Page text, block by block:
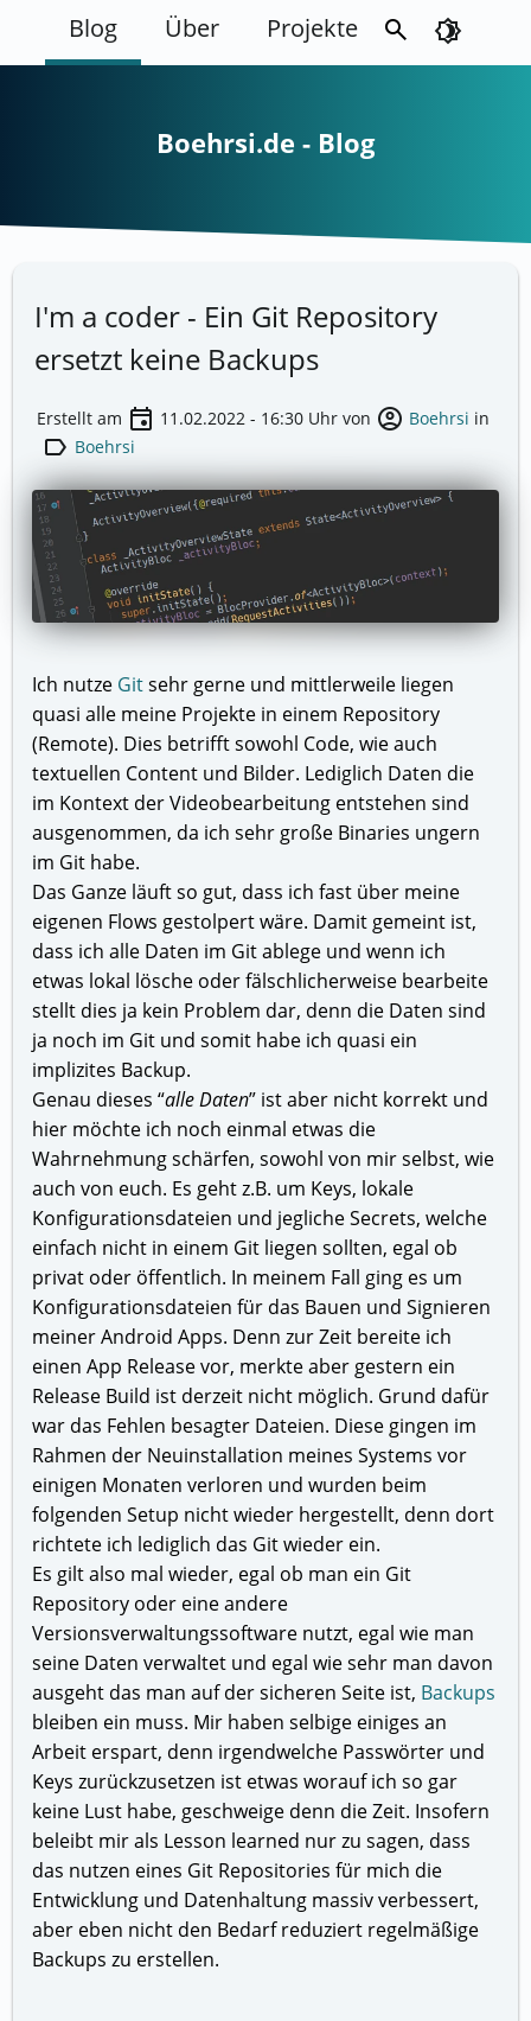
Blog Über Projekte search brightness_4
Boehrsi.de - Blog
I'm a coder - Ein Git Repository
ersetzt keine Backups
Erstellt am event 11.02.2022 - 16:30 Uhr von account_circle Boehrsi in
label Boehrsi
Ich nutze Gitsehr gerne und mittlerweile liegen
quasi alle meine Projekte in einem Repository
(Remote). Dies betrifft sowohl Code, wie auch
textuellen Content und Bilder. Lediglich Daten die
im Kontext der Videobearbeitung entstehen sind
ausgenommen, da ich sehr große Binaries ungern
im Git habe.
Das Ganze läuft so gut, dass ich fast über meine
eigenen Flows gestolpert wäre. Damit gemeint ist,
dass ich alle Daten im Git ablege und wenn ich
etwas lokal lösche oder fälschlicherweise bearbeite
stellt dies ja kein Problem dar, denn die Daten sind
ja noch im Git und somit habe ich quasi ein
implizites Backup.
Genau dieses “alle Daten” ist aber nicht korrekt und
hier möchte ich noch einmal etwas die
Wahrnehmung schärfen, sowohl von mir selbst, wie
auch von euch. Es geht z.B. um Keys, lokale
Konfigurationsdateien und jegliche Secrets, welche
einfach nicht in einem Git liegen sollten, egal ob
privat oder öffentlich. In meinem Fall ging es um
Konfigurationsdateien für das Bauen und Signieren
meiner Android Apps. Denn zur Zeit bereite ich
einen App Release vor, merkte aber gestern ein
Release Build ist derzeit nicht möglich. Grund dafür
war das Fehlen besagter Dateien. Diese gingen im
Rahmen der Neuinstallation meines Systems vor
einigen Monaten verloren und wurden beim
folgenden Setup nicht wieder hergestellt, denn dort
richtete ich lediglich das Git wieder ein.
Es gilt also mal wieder, egal ob man ein Git
Repository oder eine andere
Versionsverwaltungssoftware nutzt, egal wie man
seine Daten verwaltet und egal wie sehr man davon
ausgeht das man auf der sicheren Seite ist, Backups
bleiben ein muss. Mir haben selbige einiges an
Arbeit erspart, denn irgendwelche Passwörter und
Keys zurückzusetzen ist etwas worauf ich so gar
keine Lust habe, geschweige denn die Zeit. Insofern
beleibt mir als Lesson learned nur zu sagen, dass
das nutzen eines Git Repositories für mich die
Entwicklung und Datenhaltung massiv verbessert,
aber eben nicht den Bedarf reduziert regelmäßige
Backups zu erstellen.